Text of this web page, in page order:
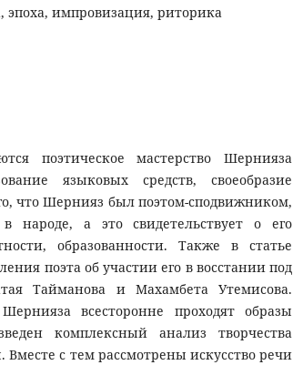
эпоха, импровизация, риторика
поэтическое мастерство Шернияза
языковых средств, своеобразие
что Шернияз был поэтом-сподвижником,
народе, а это свидетельствует о его
образованности. Также в статье
поэта об участии его в восстании под
Тайманова и Махамбета Утемисова.
всесторонне проходят образы
комплексный анализ творчества
с тем рассмотрены искусство речи